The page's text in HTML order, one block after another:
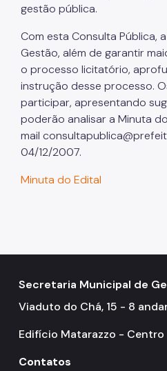
Pontos de Afeto
Carreiras
Assessoria de Relações de
Arquivo Público
Sistema de Arquivos
Diário Oficial da Cidade
Portal de Processos
Qualificação de OS
Perguntas Frequentes
Saúde do Servidor
Programas de Metas
gestão pública.
Com esta Consulta Pública,
Gestão, além de garantir
o processo licitatório,
instrução desse processo.
participar, apresentando
poderão analisar a Minuta
mail
04/12/2007.
Minuta do Edital
Secretaria Municipal de
Viaduto do Chá, 15 - 8
Edifício Matarazzo - Centro
Contatos